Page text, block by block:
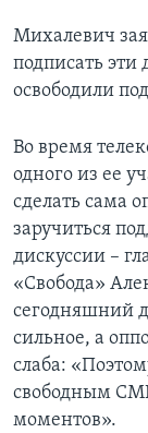
Михалевич
подписать эти
освободили
Во время
одного из ее
сделать сама
заручиться
дискуссии –
«Свобода»
сегодняшний
сильное, а
слаба:
свободным
моментов».